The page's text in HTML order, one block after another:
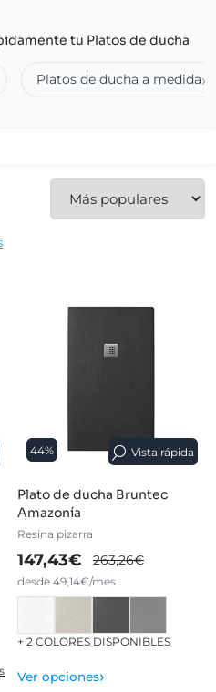
tu Platos de ducha
Platos de ducha a medida
44% Vista rápida
Plato de ducha Bruntec
Amazonía
Resina pizarra
147,43€ 263,26€
desde 49,14€/mes
+ 2 COLORES DISPONIBLES
Ver opciones›